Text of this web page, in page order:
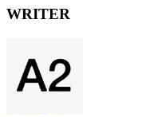
WRITER